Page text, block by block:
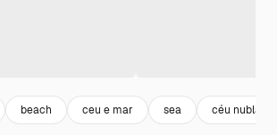
beach ceu e mar sea céu nublado